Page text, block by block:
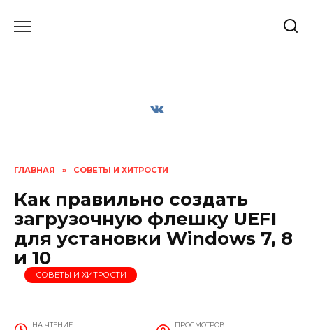
ГЛАВНАЯ » СОВЕТЫ И ХИТРОСТИ
Как правильно создать
загрузочную флешку UEFI
для установки Windows 7, 8
и 10
СОВЕТЫ И ХИТРОСТИ
НА ЧТЕНИЕ ПРОСМОТРОВ